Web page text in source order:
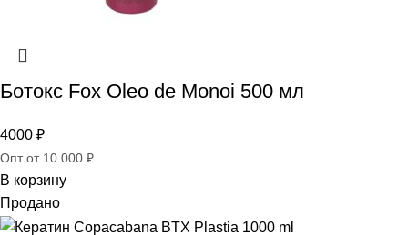
Ботокс Fox Oleo de Monoi 500 мл
4000 ₽
Опт от 10 000 ₽
В корзину
Продано